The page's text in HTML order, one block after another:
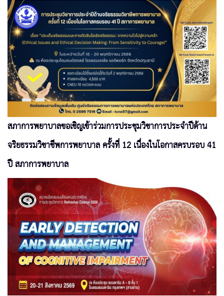
สภาการพยาบาลขอเชิญเข้าร่วมการประชุมวิชาการประจำปีด้าน
จริยธรรมวิชาชีพการพยาบาล ครั้งที่ 12 เนื่องในโอกาสครบรอบ 41
ปี สภาการพยาบาล